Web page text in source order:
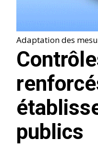
Adaptation des
Contrôles
publics